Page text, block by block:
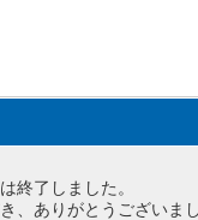
終了しました。
、ありがとうございまし